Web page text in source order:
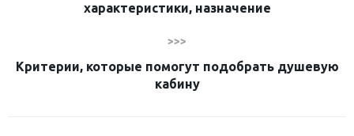
характеристики, назначение
>>>
Критерии, которые помогут подобрать душевую
кабину